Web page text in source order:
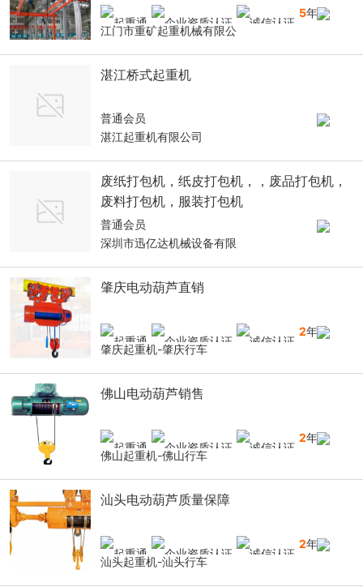
5年
江门市重矿起重机械有限公
湛江桥式起重机
普通会员
湛江起重机有限公司
废纸打包机，纸皮打包机，，废品打包机，
废料打包机，服装打包机
普通会员
深圳市迅亿达机械设备有限
肇庆电动葫芦直销
2年
肇庆起重机-肇庆行车
佛山电动葫芦销售
2年
佛山起重机-佛山行车
汕头电动葫芦质量保障
2年
汕头起重机-汕头行车